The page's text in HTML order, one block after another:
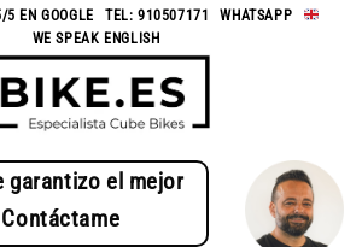
5 EN GOOGLE TEL: 910507171 -WHATSAPP
WE SPEAK ENGLISH
garantizo el mejor